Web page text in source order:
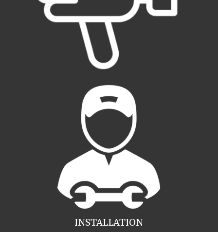
INSTALLATION